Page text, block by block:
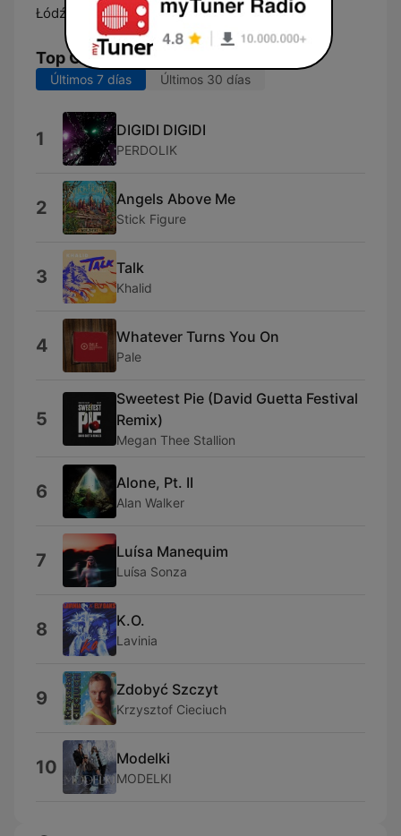
Łódź:
97.9 FM
Top Canciones
Últimos 7 días Últimos 30 días
1 DIGIDI DIGIDI
PERDOLIK
2 Angels Above Me
Stick Figure
3 Talk
Khalid
4 Whatever Turns You On
Pale
5
Sweetest Pie (David Guetta Festival
Remix)
Megan Thee Stallion
6 Alone, Pt. II
Alan Walker
7 Luísa Manequim
Luísa Sonza
8 K.O.
Lavinia
9 Zdobyć Szczyt
Krzysztof Cieciuch
10 Modelki
MODELKI